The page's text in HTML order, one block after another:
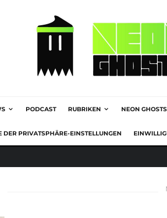
PODCAST RUBRIKEN NEON
DER PRIVATSPHÄRE-EINSTELLUNGEN